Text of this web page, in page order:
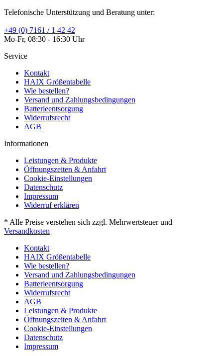
Telefonische Unterstützung und Beratung unter:
+49 (0) 7161 / 1 42 42
Mo-Fr, 08:30 - 16:30 Uhr
Service
Kontakt
HAIX Größentabelle
Wie bestellen?
Versand und Zahlungsbedingungen
Batterieentsorgung
Widerrufsrecht
AGB
Informationen
Leistungen & Produkte
Öffnungszeiten & Anfahrt
Cookie-Einstellungen
Datenschutz
Impressum
Widerruf erklären
* Alle Preise verstehen sich zzgl. Mehrwertsteuer und
Versandkosten
Kontakt
HAIX Größentabelle
Wie bestellen?
Versand und Zahlungsbedingungen
Batterieentsorgung
Widerrufsrecht
AGB
Leistungen & Produkte
Öffnungszeiten & Anfahrt
Cookie-Einstellungen
Datenschutz
Impressum